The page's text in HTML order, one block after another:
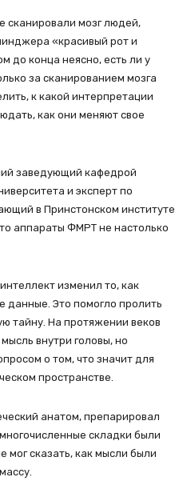
сканировали мозг людей,
«красивый рот и
до конца неясно, есть ли у
за сканированием мозга
к какой интерпретации
как они меняют свое
заведующий кафедрой
и эксперт по
в Принстонском институте
аппараты ФМРТ не настолько
изменил то, как
данные. Это помогло пролить
тайну. На протяжении веков
внутри головы, но
о том, что значит для
пространстве.
анатом, препарировал
складки были
мог сказать, как мысли были